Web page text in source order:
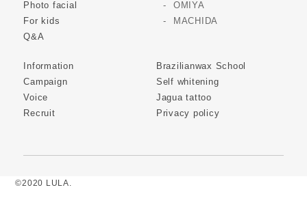
Photo facial
For kids
Q&A
OMIYA
MACHIDA
Information
Campaign
Voice
Recruit
Brazilianwax School
Self whitening
Jagua tattoo
Privacy policy
©2020 LULA.